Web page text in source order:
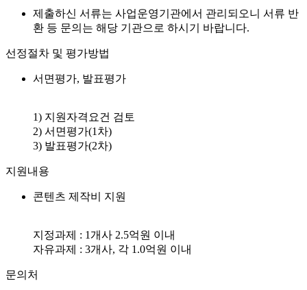
제출하신 서류는 사업운영기관에서 관리되오니 서류 반
환 등 문의는 해당 기관으로 하시기 바랍니다.
선정절차 및 평가방법
서면평가, 발표평가
1) 지원자격요건 검토
2) 서면평가(1차)
3) 발표평가(2차)
지원내용
콘텐츠 제작비 지원
지정과제 : 1개사 2.5억원 이내
자유과제 : 3개사, 각 1.0억원 이내
문의처